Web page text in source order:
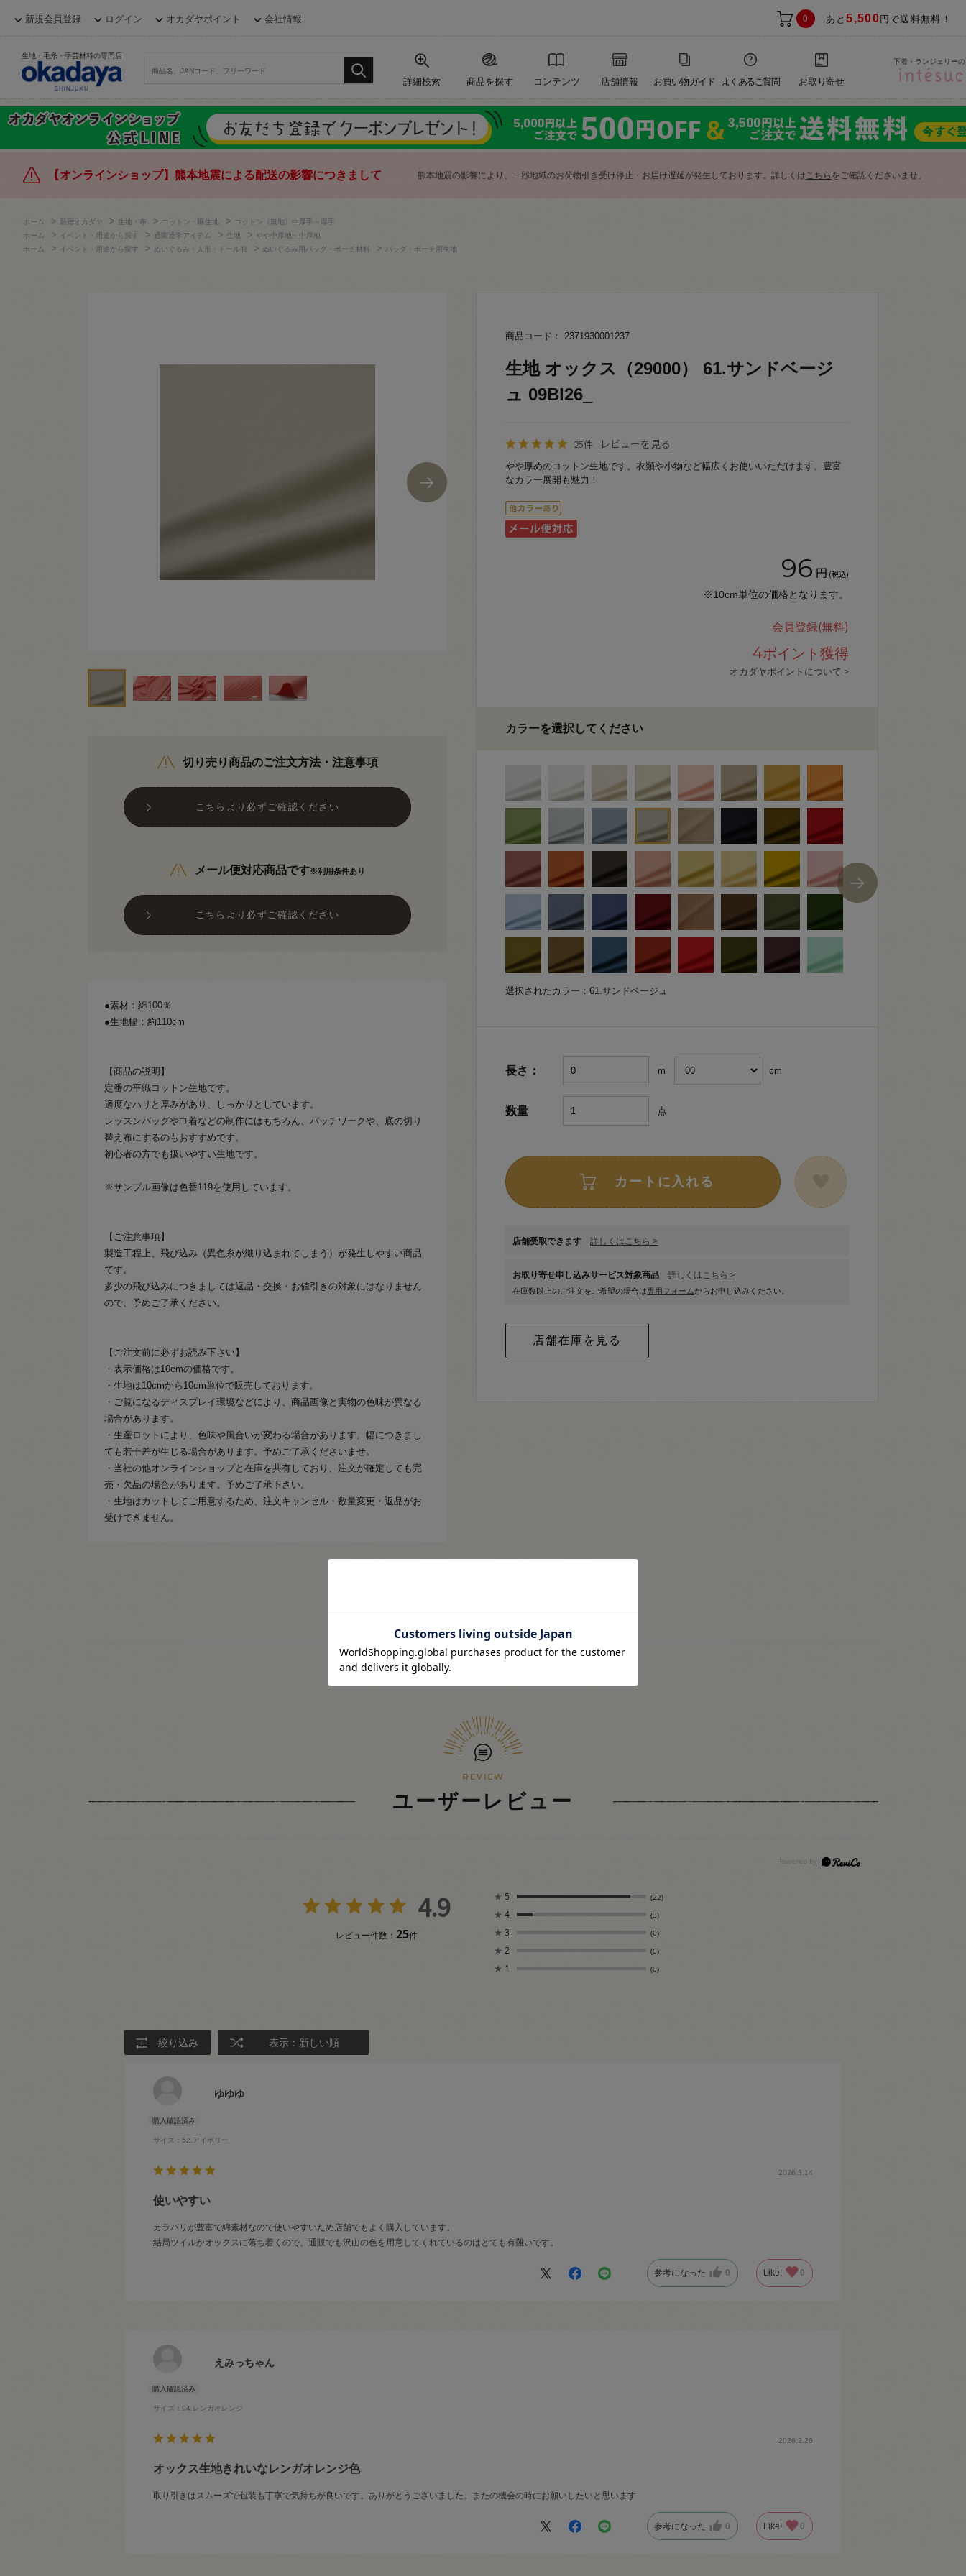
新規会員登録 ログイン オカダヤポイント 会社情報 0 あと5,500 円で送料無料！
生地・毛糸・手芸材料の専門店
詳細検索 商品を探す コンテンツ 店舗情報 お買い物ガイド よくあるご質問 お取り寄せ
下着・ランジェリー
【オンラインショップ】熊本地震による配送の影響につきまして 熊本地震の影響により、一部地域のお荷物引き受け停止・お届け遅延が発生しております。詳しくはこちら をご確認くださいませ。
ホーム > 新宿オカダヤ > 生地・布 > コットン・麻生地 >
コットン（無地）中厚手～厚手
ホーム
> イベント・用途から探す > 通園通学アイテム > 生地 > やや中厚地～中厚地
ホーム
> イベント・用途から探す > ぬいぐるみ・人形・ドール服 > ぬいぐるみ用バッグ・ポーチ材料 > バッグ・ポーチ用生地
切り売り商品のご注文方法・注意事項
こちらより必ずご確認ください
メール便対応商品です※利用条件あり
こちらより必ずご確認ください
●素材：綿100％
●生地幅：約110cm
【商品の説明】
定番の平織コットン生地です。
適度なハリと厚みがあり、しっかりとしています。
レッスンバッグや巾着などの制作にはもちろん、パッチワークや、底の切り
替え布にするのもおすすめです。
初心者の方でも扱いやすい生地です。
※サンプル画像は色番119を使用しています。
【ご注意事項】
製造工程上、飛び込み（異色糸が織り込まれてしまう）が発生しやすい商品
です。
多少の飛び込みにつきましては返品・交換・お値引きの対象にはなりません
ので、予めご了承ください。
【ご注文前に必ずお読み下さい】
・表示価格は10cmの価格です。
・生地は10cmから10cm単位で販売しております。
・ご覧になるディスプレイ環境などにより、商品画像と実物の色味が異なる
場合があります。
・生産ロットにより、色味や風合いが変わる場合があります。幅につきまし
ても若干差が生じる場合があります。予めご了承くださいませ。
・当社の他オンラインショップと在庫を共有しており、注文が確定しても完
売・欠品の場合があります。予めご了承下さい。
・生地はカットしてご用意するため、注文キャンセル・数量変更・返品がお
受けできません。
商品コード： 2371930001237
生地 オックス（29000） 61.サンドベージ
ュ 09Bl26_
25件 レビューを見る
やや厚めのコットン生地です。衣類や小物など幅広くお使いいただけます。豊富
なカラー展開も魅力！
96 円 (税込)
※10cm単位の価格となります。
会員登録(無料)
4ポイント獲得
オカダヤポイントについて >
カラーを選択してください
選択されたカラー：61.サンドベージュ
長さ： m cm
数量 点
カートに入れる
店舗受取できます 詳しくはこちら >
お取り寄せ申し込みサービス対象商品 詳しくはこちら >
在庫数以上のご注文をご希望の場合は専用フォームからお申し込みください。
ユーザーレビュー
4.9
レビュー件数： 25件
★ 5 (22)
★ 4 (3)
★ 3 (0)
★ 2 (0)
★ 1 (0)
絞り込み 表示：新しい順
ゆゆゆ
サイズ：52.アイボリー
2026.5.14
使いやすい
カラバリが豊富で綿素材なので使いやすいため店舗でもよく購入しています。
結局ツイルかオックスに落ち着くので、通販でも沢山の色を用意してくれているのはとても有難いです。
参考になった 0 Like! 0
えみっちゃん
サイズ：94.レンガオレンジ
2026.2.26
オックス生地きれいなレンガオレンジ色
取り引きはスムーズで包装も丁寧で気持ちが良いです。ありがとうございました。またの機会の時にお願いしたいと思います
参考になった 0 Like! 0